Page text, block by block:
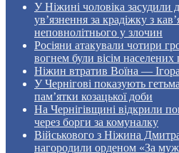
У Ніжині чоловіка засудили
ув’язнення за крадіжку з
неповнолітнього у злочин
Росіяни атакували чотири
вогнем були вісім населених
Ніжин втратив Воїна —
У Чернігові показують
пам’ятки козацької доби
На Чернігівщині відкрили
через борги за комуналку
Військового з Ніжина
нагородили орденом «За